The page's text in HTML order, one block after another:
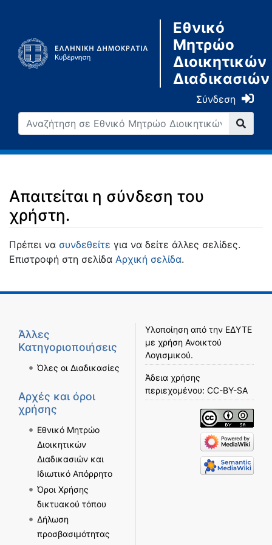
Εθνικό
Μητρώο
Διοικητικών
Διαδικασιών
Σύνδεση
Απαιτείται η σύνδεση του
χρήστη.
Μετάβαση σε:πλοήγηση,αναζήτηση
Πρέπει να συνδεθείτε για να δείτε άλλες σελίδες.
Επιστροφή στη σελίδα Αρχική σελίδα.
Άλλες
Κατηγοριοποιήσεις
Όλες οι Διαδικασίες
Αρχές και όροι
χρήσης
Εθνικό Μητρώο
Διοικητικών
Διαδικασιών και
Ιδιωτικό Απόρρητο
Όροι Χρήσης
δικτυακού τόπου
Δήλωση
προσβασιμότητας
Υλοποίηση από την ΕΔΥΤΕ
με χρήση Ανοικτού
Λογισμικού.
Άδεια χρήσης
περιεχομένου: CC-BY-SA